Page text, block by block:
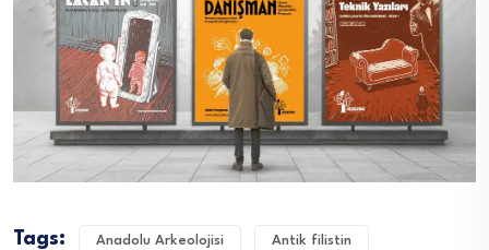
Tags: Anadolu Arkeolojisi Antik filistin